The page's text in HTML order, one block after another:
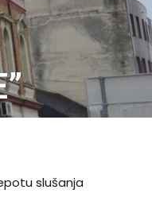
slušanja